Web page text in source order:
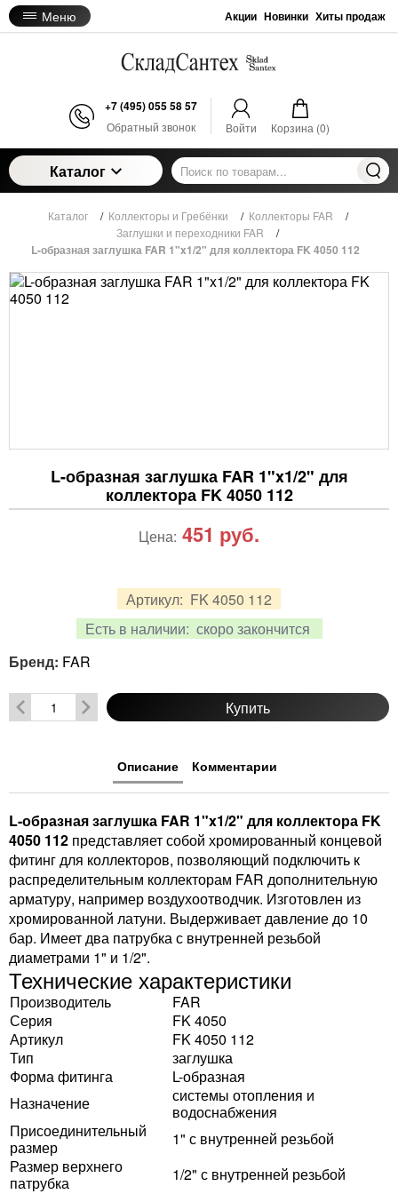
Меню Акции Новинки Хиты продаж
+7 (495) 055 58 57
Обратный звонок Войти Корзина (0)
Каталог
Каталог / Коллекторы и Гребёнки / Коллекторы FAR
/
Заглушки и переходники FAR
/
L-образная заглушка FAR 1"x1/2" для коллектора FK 4050 112
L-образная заглушка FAR 1"x1/2" для
коллектора FK 4050 112
Артикул: FK 4050 112
Есть в наличии: скоро закончится
Цена: 451 руб.
Бренд: FAR
Купить
Описание Комментарии
L-образная заглушка FAR 1"x1/2" для коллектора FK
4050 112 представляет собой хромированный концевой
фитинг для коллекторов, позволяющий подключить к
распределительным коллекторам FAR дополнительную
арматуру, например воздухоотводчик. Изготовлен из
хромированной латуни. Выдерживает давление до 10
бар. Имеет два патрубка с внутренней резьбой
диаметрами 1" и 1/2".
Технические характеристики
Производитель
FAR
Серия
FK 4050
Артикул
FK 4050 112
Тип
заглушка
Форма фитинга
L-образная
Назначение
системы отопления и
водоснабжения
Присоединительный
размер
1" с внутренней резьбой
Размер верхнего
патрубка
1/2" с внутренней резьбой